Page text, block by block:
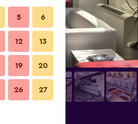
5 6
12 13
19 20
26 27